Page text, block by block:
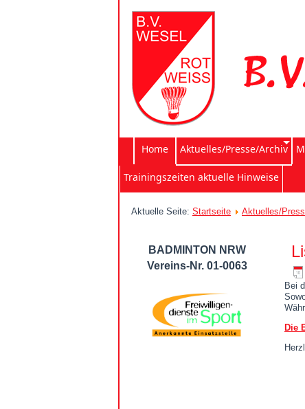
Home Aktuelles/Presse/Archiv
Trainingszeiten aktuelle Hinweise
Aktuelle Seite: Startseite Aktuelles/
BADMINTON NRW
Vereins-Nr. 01-0063
Bei
Die